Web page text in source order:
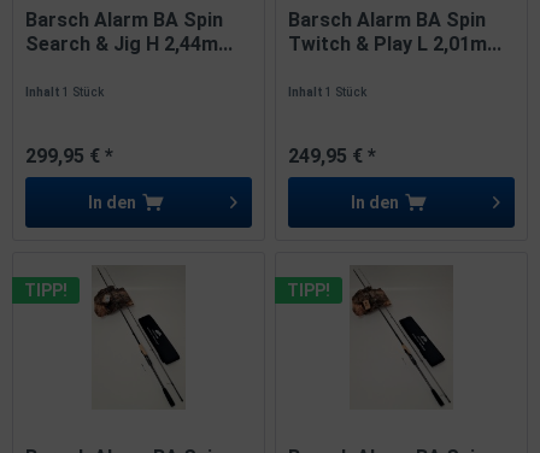
Barsch Alarm BA Spin
Search & Jig H 2,44m...
Inhalt1 Stück
299,95 € *
In den
Barsch Alarm BA Spin
Twitch & Play L 2,01m...
Inhalt1 Stück
249,95 € *
In den
TIPP! TIPP!